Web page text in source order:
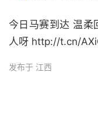
今日马赛到达 温柔
人呀 http://t.cn/
发布于 江西